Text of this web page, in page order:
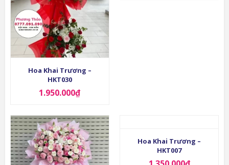
Hoa Khai Trương –
HKT030
1.950.000₫
Hoa Khai Trương –
HKT007